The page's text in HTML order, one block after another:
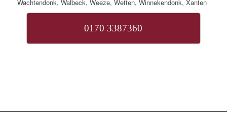
Wachtendonk, Walbeck, Weeze, Wetten, Winnekendonk, Xanten
0170 3387360